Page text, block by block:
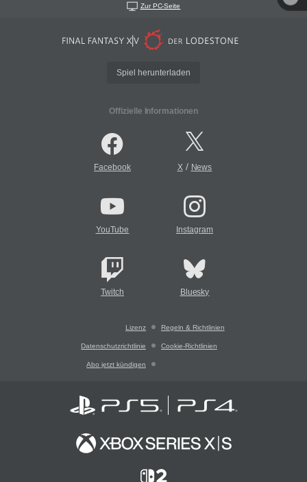
Zur PC-Seite
Spiel herunterladen
Offizielle Informationen
Facebook X/ News
YouTube Instagram
Twitch Bluesky
Lizenz Regeln & Richtlinien
Datenschutzrichtlinie Cookie-Richtlinien
Abo jetzt kündigen